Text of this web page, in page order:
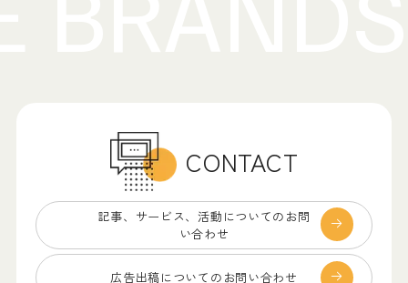
CONTACT
記事、サービス、 活動についてのお問
い合わせ
広告出稿についての お問い合わせ